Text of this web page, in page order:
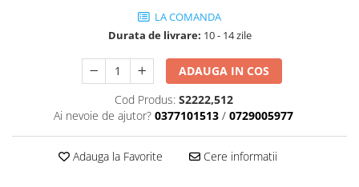
Top saltele memory 5 cm
Top saltele MemoHR 6.5 cm
Saltele cu plasa de arcuri
Scaune pentru bucatarie
Seturi mese si scaune bucatarie
Suporturi si rafturi pantofi
LA COMANDA
Durata de livrare: 10 - 14 zile
ADAUGA IN COS
Cod Produs: S2222,512
Ai nevoie de ajutor? 0377101513 / 0729005977
Adauga la Favorite Cere informatii